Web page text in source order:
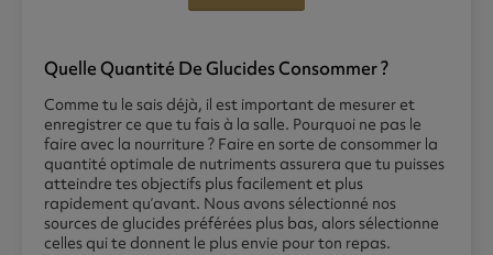
Quelle Quantité De Glucides Consommer ?
Comme tu le sais déjà, il est important de mesurer et
enregistrer ce que tu fais à la salle. Pourquoi ne pas le
faire avec la nourriture ? Faire en sorte de consommer la
quantité optimale de nutriments assurera que tu puisses
atteindre tes objectifs plus facilement et plus
rapidement qu’avant. Nous avons sélectionné nos
sources de glucides préférées plus bas, alors sélectionne
celles qui te donnent le plus envie pour ton repas.